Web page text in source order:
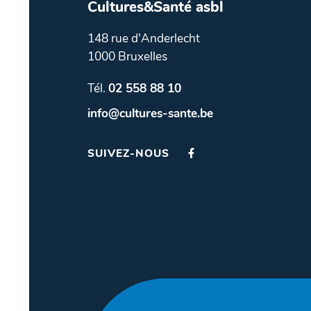
Cultures&Santé asbl
148 rue d'Anderlecht
1000 Bruxelles
Tél. 02 558 88 10
info@cultures-sante.be
SUIVEZ-NOUS